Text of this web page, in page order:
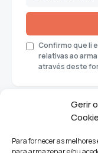
Gerir
Para fornecer as
Confirmo que li
relativas ao
através deste